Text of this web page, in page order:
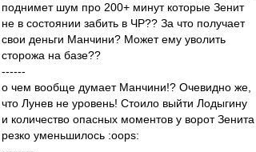
поднимет шум про 200+ минут которые Зенит
не в состоянии забить в ЧР?? За что получает
свои деньги Манчини? Может ему уволить
сторожа на базе??
------
о чем вообще думает Манчини!? Очевидно же,
что Лунев не уровень! Стоило выйти Лодыгину
и количество опасных моментов у ворот Зенита
резко уменьшилось :oops: